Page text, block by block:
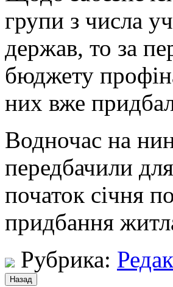
групи з числа
держав, то за
бюджету
них вже
Водночас на
передбачили
початок січня
придбання
Рубрика: